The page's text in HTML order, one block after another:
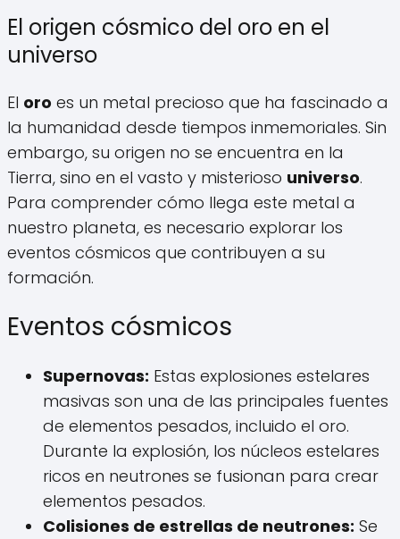
El origen cósmico del oro en el
universo
El oro es un metal precioso que ha fascinado a
la humanidad desde tiempos inmemoriales. Sin
embargo, su origen no se encuentra en la
Tierra, sino en el vasto y misterioso universo.
Para comprender cómo llega este metal a
nuestro planeta, es necesario explorar los
eventos cósmicos que contribuyen a su
formación.
Eventos cósmicos
Supernovas: Estas explosiones estelares
masivas son una de las principales fuentes
de elementos pesados, incluido el oro.
Durante la explosión, los núcleos estelares
ricos en neutrones se fusionan para crear
elementos pesados.
Colisiones de estrellas de neutrones: Se